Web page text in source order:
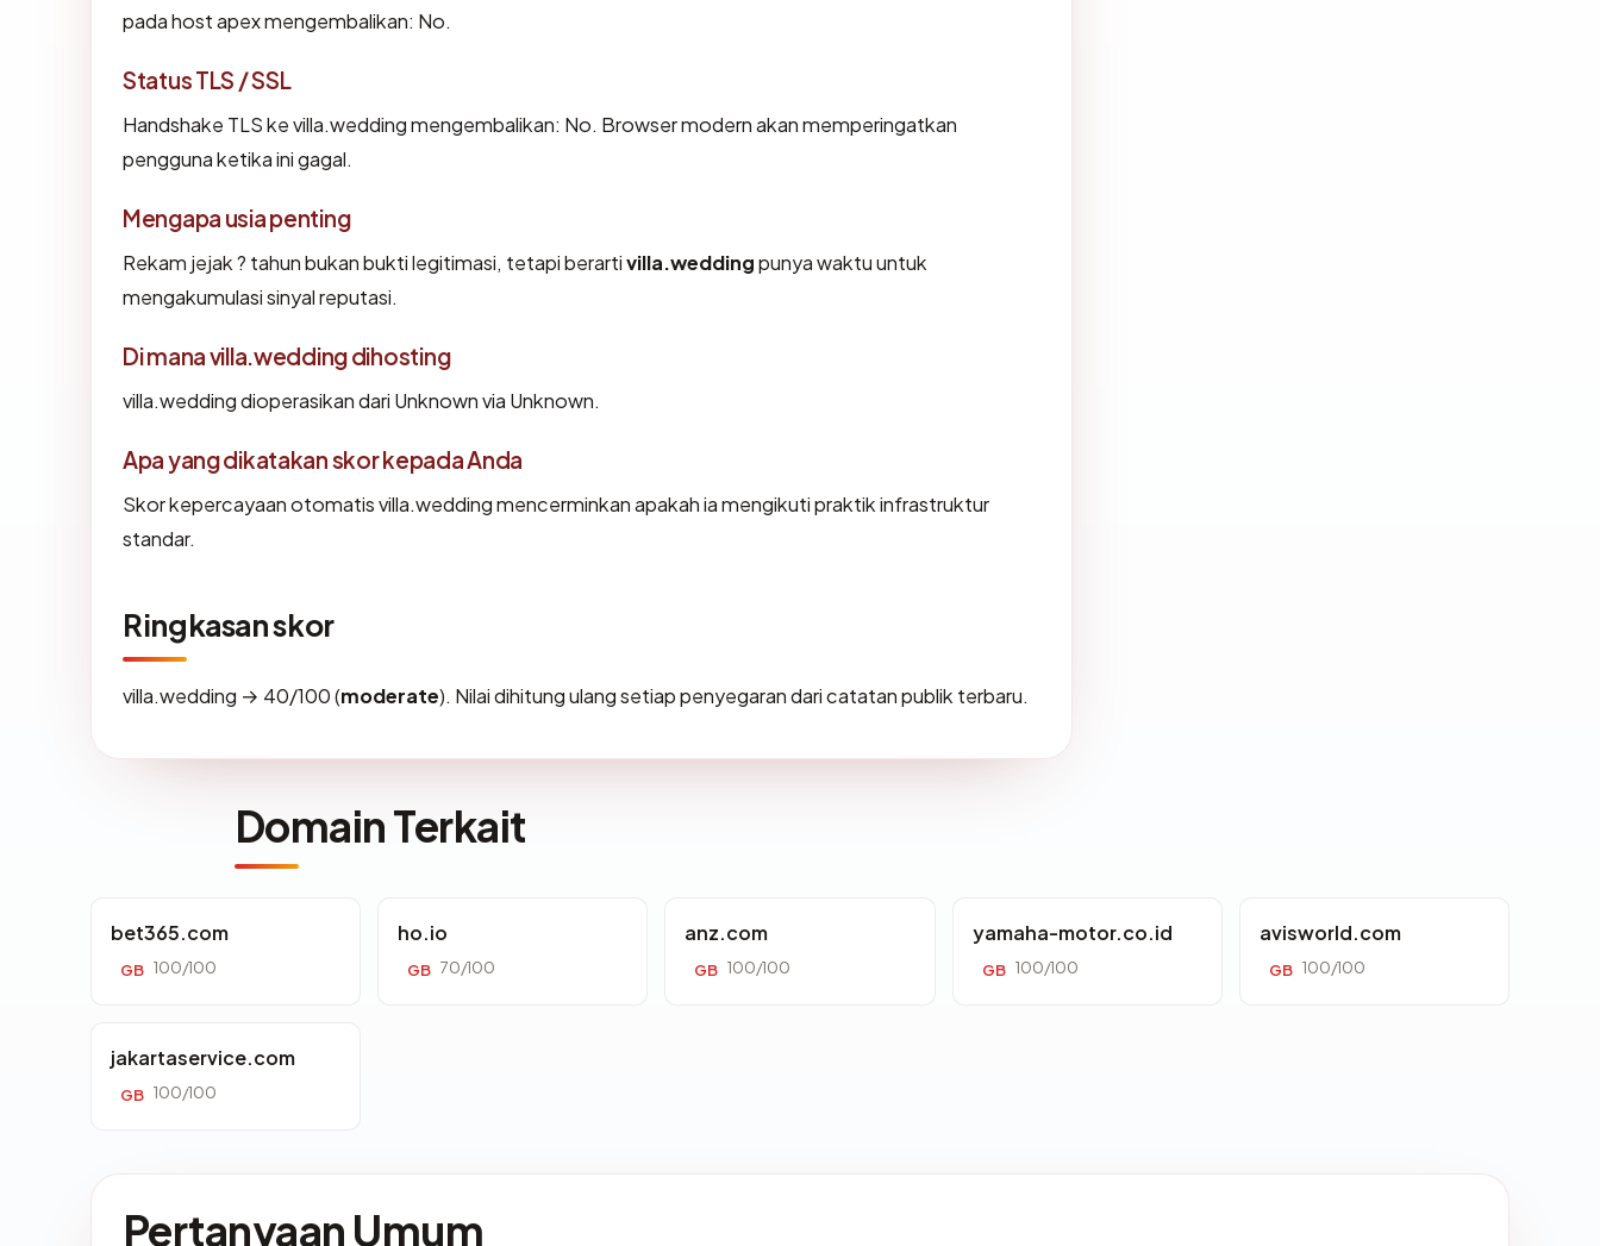
pada host apex mengembalikan: No.
Status TLS / SSL
Handshake TLS ke villa.wedding mengembalikan: No. Browser modern akan memperingatkan
pengguna ketika ini gagal.
Mengapa usia penting
Rekam jejak ? tahun bukan bukti legitimasi, tetapi berartivilla.weddingpunya waktu untuk
mengakumulasi sinyal reputasi.
Di mana villa.wedding dihosting
villa.wedding dioperasikan dari Unknown via Unknown.
Apa yang dikatakan skor kepada Anda
Skor kepercayaan otomatis villa.wedding mencerminkan apakah ia mengikuti praktik infrastruktur
standar.
Ringkasan skor
villa.wedding → 40/100 (moderate). Nilai dihitung ulang setiap penyegaran dari catatan publik terbaru.
Domain Terkait
bet365.com
GB 100/100
ho.io
GB 70/100
anz.com
GB 100/100
yamaha-motor.co.id
GB 100/100
avisworld.com
GB 100/100
jakartaservice.com
GB 100/100
Pertanyaan Umum